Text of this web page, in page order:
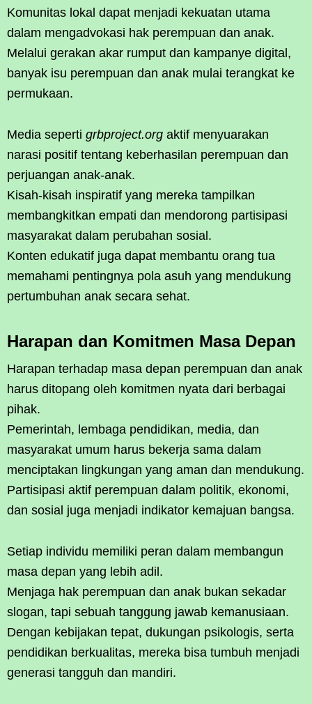
Komunitas lokal dapat menjadi kekuatan utama
dalam mengadvokasi hak perempuan dan anak.
Melalui gerakan akar rumput dan kampanye digital,
banyak isu perempuan dan anak mulai terangkat ke
permukaan.
Media seperti grbproject.org aktif menyuarakan
narasi positif tentang keberhasilan perempuan dan
perjuangan anak-anak.
Kisah-kisah inspiratif yang mereka tampilkan
membangkitkan empati dan mendorong partisipasi
masyarakat dalam perubahan sosial.
Konten edukatif juga dapat membantu orang tua
memahami pentingnya pola asuh yang mendukung
pertumbuhan anak secara sehat.
Harapan dan Komitmen Masa Depan
Harapan terhadap masa depan perempuan dan anak
harus ditopang oleh komitmen nyata dari berbagai
pihak.
Pemerintah, lembaga pendidikan, media, dan
masyarakat umum harus bekerja sama dalam
menciptakan lingkungan yang aman dan mendukung.
Partisipasi aktif perempuan dalam politik, ekonomi,
dan sosial juga menjadi indikator kemajuan bangsa.
Setiap individu memiliki peran dalam membangun
masa depan yang lebih adil.
Menjaga hak perempuan dan anak bukan sekadar
slogan, tapi sebuah tanggung jawab kemanusiaan.
Dengan kebijakan tepat, dukungan psikologis, serta
pendidikan berkualitas, mereka bisa tumbuh menjadi
generasi tangguh dan mandiri.